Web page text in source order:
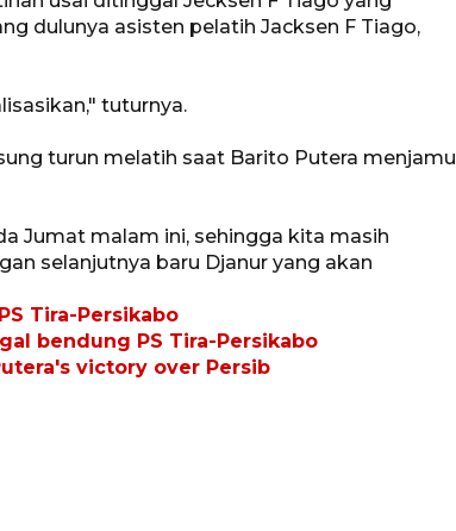
dulunya asisten pelatih Jacksen F Tiago,
tuturnya.
turun melatih saat Barito Putera menjamu
Jumat malam ini, sehingga kita masih
selanjutnya baru Djanur yang akan
Tira-Persikabo
bendung PS Tira-Persikabo
victory over Persib